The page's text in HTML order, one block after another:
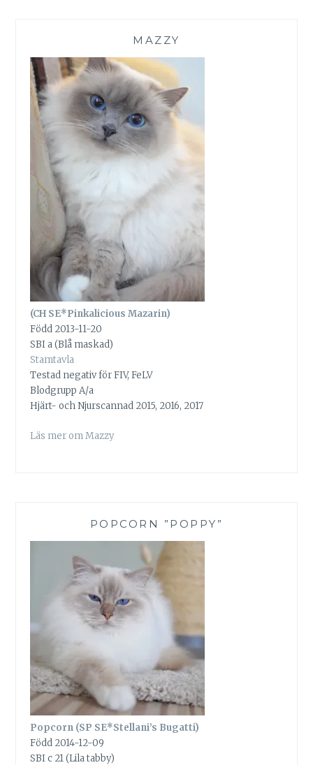
MAZZY
(CH SE*Pinkalicious Mazarin)
Född 2013-11-20
SBI a (Blå maskad)
Stamtavla
Testad negativ för FIV, FeLV
Blodgrupp A/a
Hjärt- och Njurscannad 2015, 2016, 2017
Läs mer om Mazzy
POPCORN ”POPPY”
Popcorn (SP SE*Stellani’s Bugatti)
Född 2014-12-09
SBI c 21 (Lila tabby)